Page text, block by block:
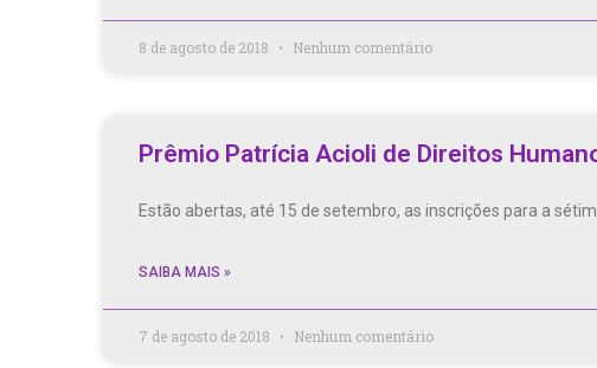
8 de agosto de 2018 Nenhum comentário
Prêmio Patrícia Acioli de Direitos
Estão abertas, até 15 de setembro, as inscrições para a
SAIBA MAIS »
7 de agosto de 2018 Nenhum comentário